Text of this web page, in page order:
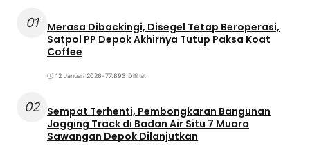
01
Merasa Dibackingi, Disegel Tetap Beroperasi,
Satpol PP Depok Akhirnya Tutup Paksa Koat
Coffee
12 Januari 2026•77.893 Dilihat
02 Sempat Terhenti, Pembongkaran Bangunan
Jogging Track di Badan Air Situ 7 Muara
Sawangan Depok Dilanjutkan